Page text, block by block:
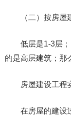
（二）按房屋
低层是1-3层；
的是高层建筑；那
房屋建设工程实
在房屋的建设过